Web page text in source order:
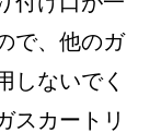
で、他のガ
しないでく
スカートリ